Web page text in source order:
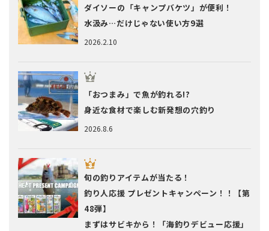
2026.2.10
ダイソーの「キャンプバケツ」が便利！
水汲み…だけじゃない使い方9選
2026.8.6
「おつまみ」で魚が釣れる!?
身近な食材で楽しむ新発想の穴釣り
旬の釣りアイテムが当たる！
釣り人応援 プレゼントキャンペーン！！【第
48弾】
まずはサビキから！「海釣りデビュー応援」